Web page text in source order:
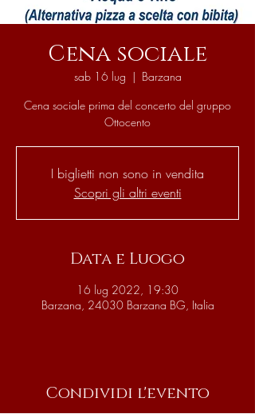
Cena sociale
sab 16 lug
  |
Barzana
Cena sociale prima del concerto del gruppo
Ottocento
I biglietti non sono in vendita
Scopri gli altri eventi
Data e Luogo
16 lug 2022, 19:30
Barzana, 24030 Barzana BG, Italia
Condividi l'evento